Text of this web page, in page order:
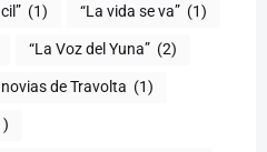
(1) “La vida se va” (1)
“La Voz del Yuna” (2)
de Travolta (1)